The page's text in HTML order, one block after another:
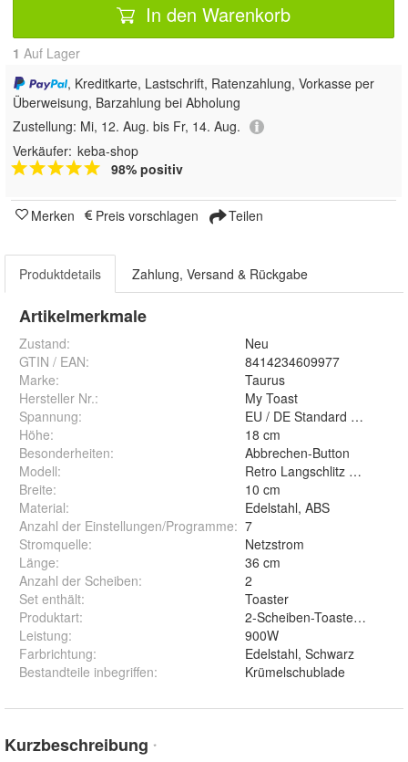
In den Warenkorb
1 Auf Lager
, Kreditkarte, Lastschrift, Ratenzahlung, Vorkasse per
Überweisung, Barzahlung bei Abholung
Zustellung: Mi, 12. Aug. bis Fr, 14. Aug.
Verkäufer: keba-shop
98% positiv
Merken Preis vorschlagen Teilen
Produktdetails Zahlung, Versand & Rückgabe
Artikelmerkmale
Zustand:
Neu
GTIN / EAN:
8414234609977
Marke:
Taurus
Hersteller Nr.:
My Toast
Spannung:
EU / DE Standard 230V
Höhe:
18 cm
Besonderheiten:
Abbrechen-Button
Modell:
Retro Langschlitz Toaster
Breite:
10 cm
Material:
Edelstahl, ABS
Anzahl der Einstellungen/Programme: 7
Stromquelle:
Netzstrom
Länge:
36 cm
Anzahl der Scheiben:
2
Set enthält:
Toaster
Produktart:
2-Scheiben-Toaster-Set
Leistung:
900W
Farbrichtung:
Edelstahl, Schwarz
Bestandteile inbegriffen: Krümelschublade
Kurzbeschreibung *